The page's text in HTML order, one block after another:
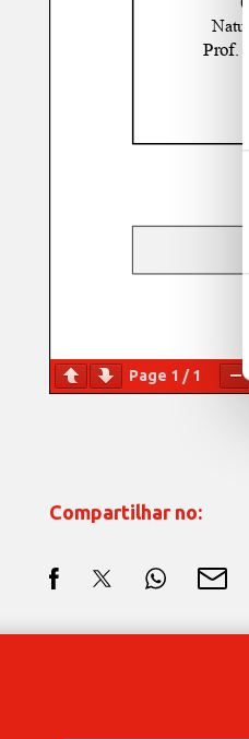
Page 1 /1
Compartilhar no: